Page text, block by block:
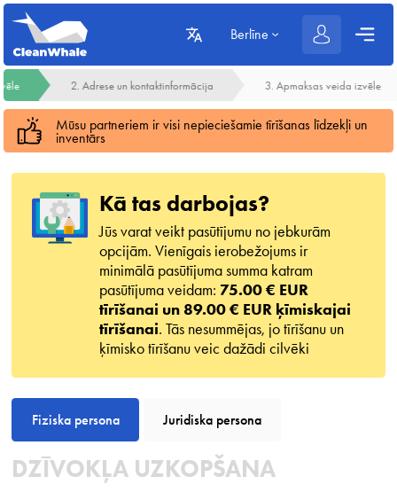
Berlīne
2. Adrese un kontaktinformācija 3. Apmaksas veida izvēle
Mūsu partneriem ir visi nepieciešamie tīrīšanas līdzekļi un
inventārs
Kā tas darbojas?
Jūs varat veikt pasūtījumu no jebkurām
opcijām. Vienīgais ierobežojums ir
minimālā pasūtījuma summa katram
pasūtījuma veidam: 75.00 € EUR
tīrīšanai un 89.00 € EUR ķīmiskajai
tīrīšanai. Tās nesummējas, jo tīrīšanu un
ķīmisko tīrīšanu veic dažādi cilvēki
Fiziska persona Juridiska persona
DZĪVOKĻA UZKOPŠANA